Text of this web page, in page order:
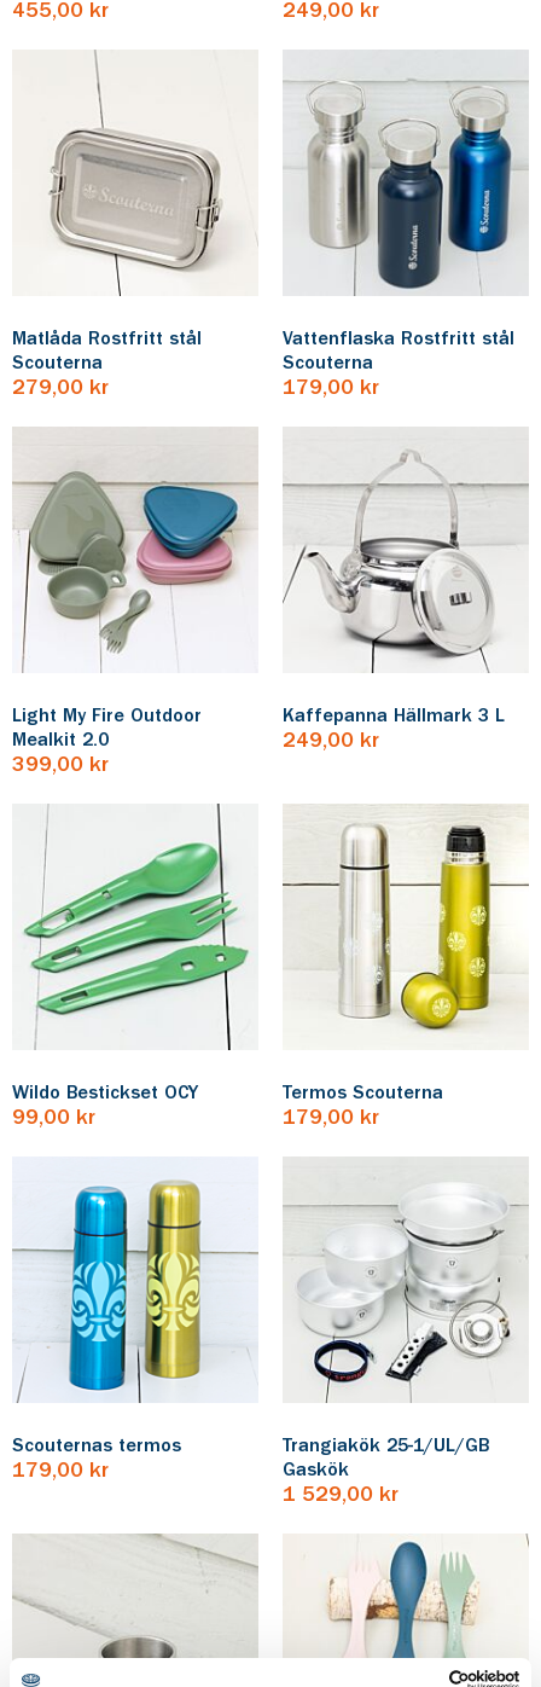
455,00 kr 249,00 kr
Matlåda Rostfritt stål
Scouterna
279,00 kr
Vattenflaska Rostfritt stål
Scouterna
179,00 kr
Light My Fire Outdoor
Mealkit 2.0
399,00 kr
Kaffepanna Hällmark 3 L
249,00 kr
Wildo Bestickset OCY
99,00 kr
Termos Scouterna
179,00 kr
Scouternas termos
179,00 kr
Trangiakök 25-1/UL/GB
Gaskök
1 529,00 kr